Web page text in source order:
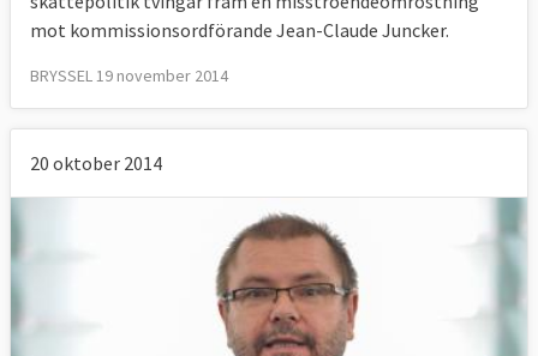
mot kommissionsordförande Jean-Claude Juncker.
BRYSSEL 19 november 2014
20 oktober 2014